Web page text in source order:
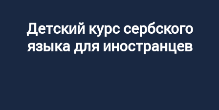
Детский курс сербского
языка для иностранцев